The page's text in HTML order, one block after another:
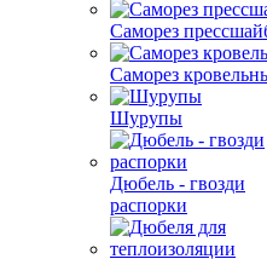
Саморез
Саморез
Шурупы
Дюбель - гвозди
распорки